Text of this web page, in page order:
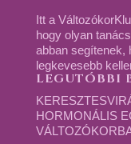
Itt a
hogy olyan
abban segítenek,
legkevesebb
LEGUTÓBBI
HORMONÁLIS